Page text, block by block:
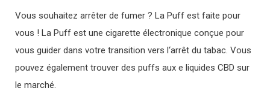
Vous souhaitez arrêter de fumer ? La Puff est faite pour
vous ! La Puff est une cigarette électronique conçue pour
vous guider dans votre transition vers l‘arrêt du tabac Vous
pouvez également trouver des puffs aux e liquides CBD sur
le marché